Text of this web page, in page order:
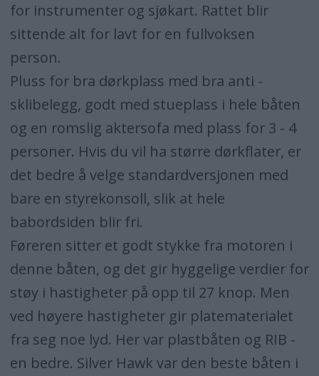
for instrumenter og sjøkart. Rattet blir
sittende alt for lavt for en fullvoksen
person.
Pluss for bra dørkplass med bra anti -
sklibelegg, godt med stueplass i hele båten
og en romslig aktersofa med plass for 3 - 4
personer. Hvis du vil ha større dørkflater, er
det bedre å velge standardversjonen med
bare en styrekonsoll, slik at hele
babordsiden blir fri.
Føreren sitter et godt stykke fra motoren i
denne båten, og det gir hyggelige verdier for
støy i hastigheter på opp til 27 knop. Men
ved høyere hastigheter gir platematerialet
fra seg noe lyd. Her var plastbåten og RIB -
en bedre. Silver Hawk var den beste båten i